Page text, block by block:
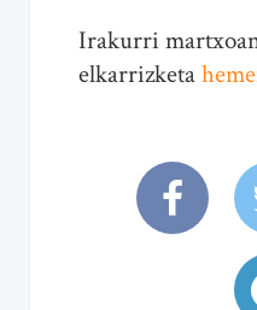
Irakurri
elkarrizketa